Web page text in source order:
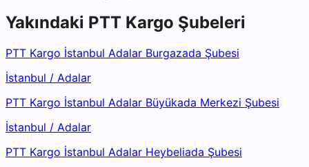
Yakındaki PTT Kargo Şubeleri
PTT Kargo İstanbul Adalar Burgazada Şubesi
İstanbul / Adalar
PTT Kargo İstanbul Adalar Büyükada Merkezi Şubesi
İstanbul / Adalar
PTT Kargo İstanbul Adalar Heybeliada Şubesi